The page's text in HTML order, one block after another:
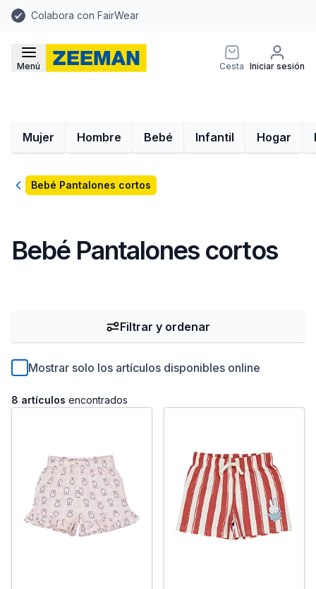
Colabora con FairWear
Menú Cesta Iniciar sesión
Mujer Hombre Bebé Infantil Hogar
VolverBebé Pantalones cortos
Bebé Pantalones cortos
Mostrar solo los artículos disponibles online
8 artículos encontrados
Filtrar y ordenar